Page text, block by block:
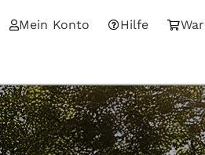
Mein Konto Hilfe